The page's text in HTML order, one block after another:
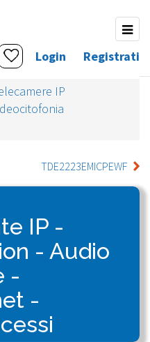
Registrati
Login
IP
TDE2223EMICPEWF
IP -
- Audio
-
-